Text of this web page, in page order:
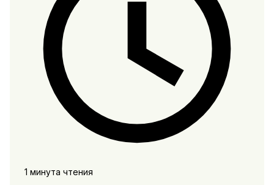
1 минута чтения